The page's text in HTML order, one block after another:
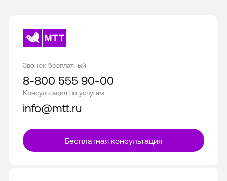
Звонок бесплатный
8-800 555 90-00
Консультация по услугам
info@mtt.ru
Бесплатная консультация